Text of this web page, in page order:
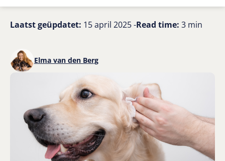
Laatst geüpdatet: 15 april 2025 -Read time: 3 min
Elma van den Berg